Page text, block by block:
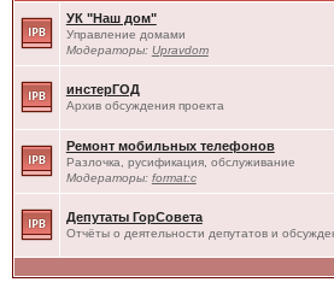
УК "Наш дом"
Управление домами
Модераторы: Upravdom
инстерГОД
Архив обсуждения проекта
Ремонт мобильных телефонов
Разлочка, русификация, обслуживание
Модераторы: format:c
Депутаты ГорСовета
Отчёты о деятельности депутатов и